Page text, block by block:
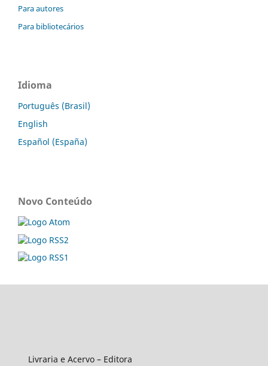
Para autores
Para bibliotecários
Idioma
Português (Brasil)
English
Español (España)
Novo Conteúdo
Livraria e Acervo – Editora